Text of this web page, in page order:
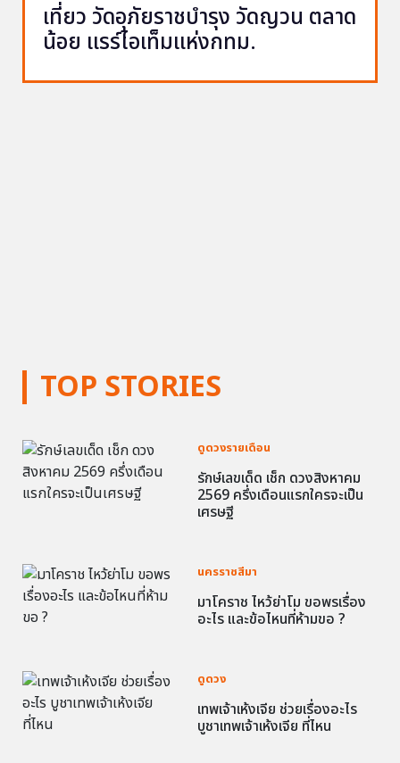
TOP STORIES
ดูดวงรายเดือน
รักษ์เลขเด็ด เช็ก ดวงสิงหาคม
2569 ครึ่งเดือนแรกใครจะเป็น
เศรษฐี
นครราชสีมา
มาโคราช ไหว้ย่าโม ขอพรเรื่อง
อะไร และข้อไหนที่ห้ามขอ ?
ดูดวง
เทพเจ้าเห้งเจีย ช่วยเรื่องอะไร
บูชาเทพเจ้าเห้งเจีย ที่ไหน
เที่ยว วัดอุภัยราชบำรุง วัดญวน ตลาด
น้อย แรร์ไอเท็มแห่งกทม.